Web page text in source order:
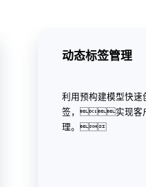
动态标签管理
利用预构建模型快速
签，实现客
理。